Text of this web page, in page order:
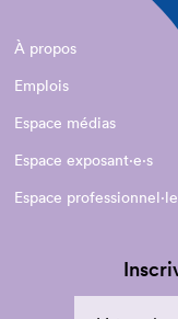
À propos
Emplois
Espace médias
Espace exposant·e⋅s
Espace